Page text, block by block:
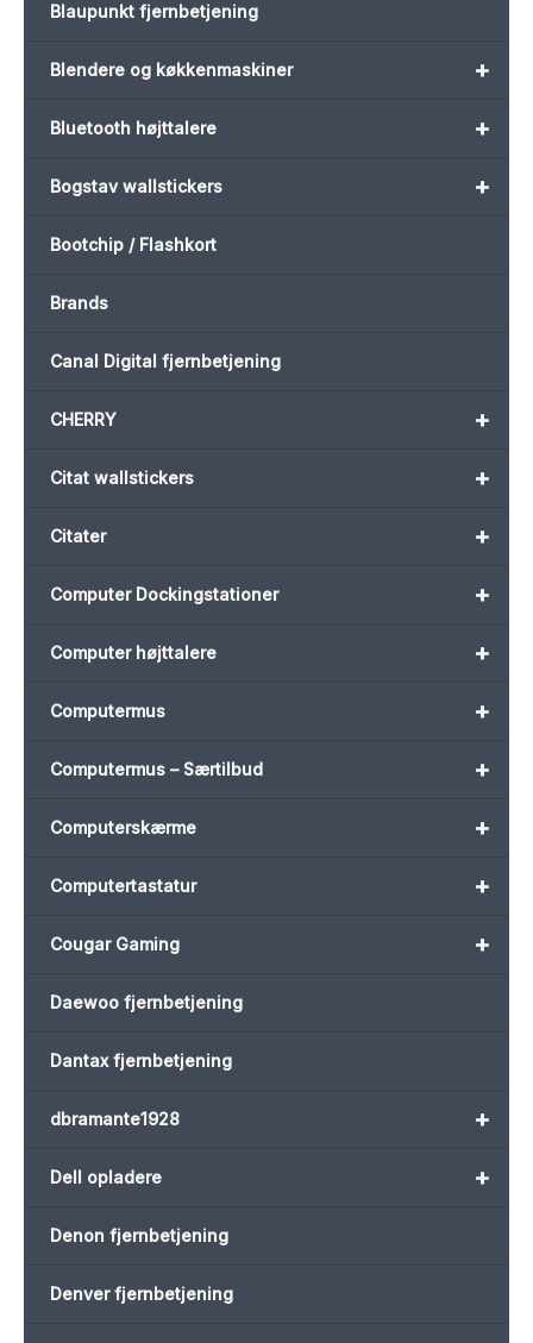
Blaupunkt fjernbetjening
+
Blendere og køkkenmaskiner
+
Bluetooth højttalere
+
Bogstav wallstickers
Bootchip / Flashkort
Brands
Canal Digital fjernbetjening
+
CHERRY
+
Citat wallstickers
+
Citater
+
Computer Dockingstationer
+
Computer højttalere
+
Computermus
+
Computermus – Særtilbud
+
Computerskærme
+
Computertastatur
+
Cougar Gaming
Daewoo fjernbetjening
Dantax fjernbetjening
+
dbramante1928
+
Dell opladere
Denon fjernbetjening
Denver fjernbetjening